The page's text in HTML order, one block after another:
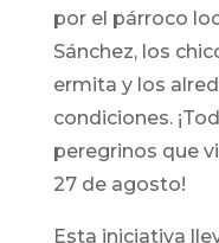
por el párroco
Sánchez, los
ermita y los
condiciones.
peregrinos que
27 de agosto!
Esta iniciativa